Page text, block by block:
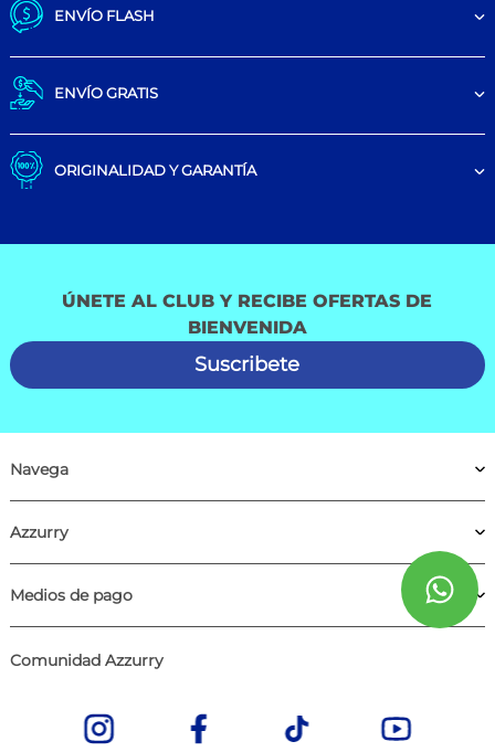
ENVÍO FLASH
ENVÍO GRATIS
ORIGINALIDAD Y GARANTÍA
ÚNETE AL CLUB Y RECIBE OFERTAS DE
BIENVENIDA
Suscribete
Navega
Azzurry
Medios de pago
Comunidad Azzurry